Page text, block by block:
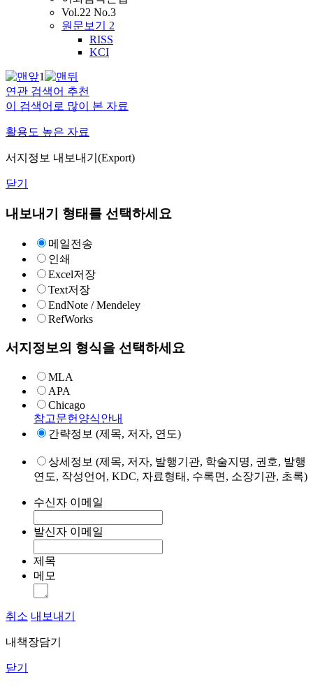
Vol.22 No.3
원문보기 2
RISS
KCI
1
연관 검색어 추천
이 검색어로 많이 본 자료
활용도 높은 자료
서지정보 내보내기(Export)
닫기
내보내기 형태를 선택하세요
메일전송
인쇄
Excel저장
Text저장
EndNote / Mendeley
RefWorks
서지정보의 형식을 선택하세요
MLA
APA
Chicago
참고문헌양식안내
간략정보 (제목, 저자, 연도)
상세정보 (제목, 저자, 발행기관, 학술지명, 권호, 발행
연도, 작성언어, KDC, 자료형태, 수록면, 소장기관, 초록)
수신자 이메일
발신자 이메일
제목
메모
취소 내보내기
내책장담기
닫기